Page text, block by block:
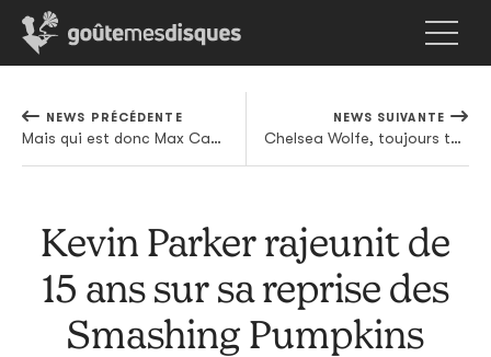
NEWS PRÉCÉDENTE
Mais qui est donc Max Castle ?
NEWS SUIVANTE
Chelsea Wolfe, toujours taille patronne
Kevin Parker rajeunit de
15 ans sur sa reprise des
Smashing Pumpkins